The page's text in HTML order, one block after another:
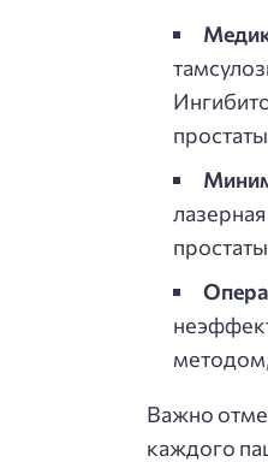
Важно
каждого